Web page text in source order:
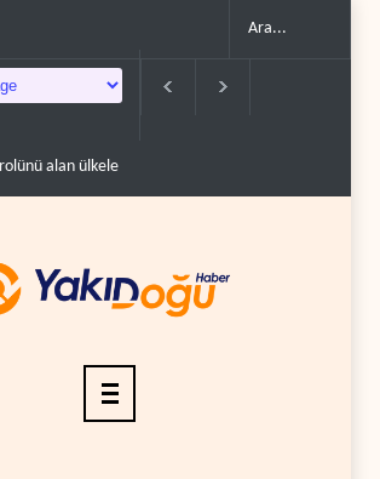
Demokratlar Trump için azil süreci yerine soruşturma